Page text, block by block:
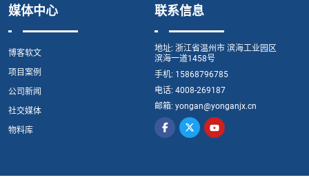
媒体中心
博客软文
项目案例
公司新闻
社交媒体
物料库
联系信息
地址: 浙江省温州市 滨海工业园区
滨海一道1458号
手机: 15868796785
电话: 4008-269187
邮箱: yongan@yonganjx.cn